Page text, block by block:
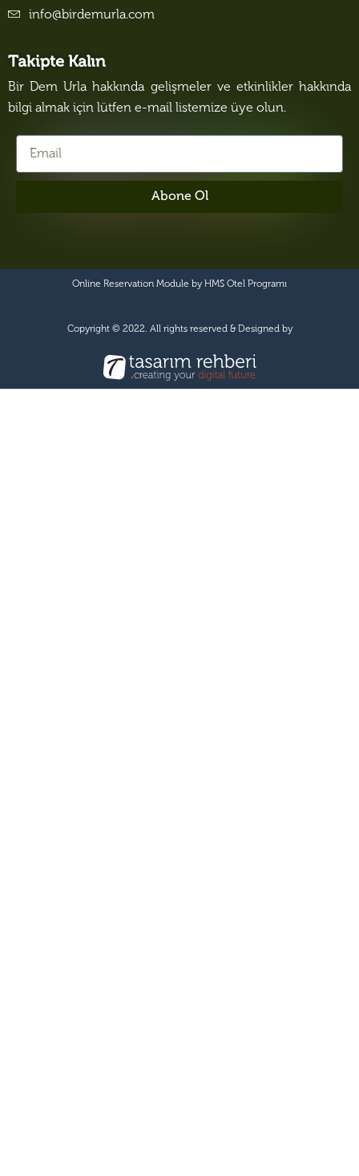
info@birdemurla.com
Takipte Kalın
Bir Dem Urla hakkında gelişmeler ve etkinlikler hakkında
bilgi almak için lütfen e-mail listemize üye olun.
Abone Ol
Online Reservation Module by HMS Otel Programı
Copyright © 2022. All rights reserved & Designed by